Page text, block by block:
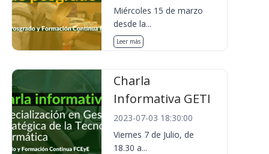
Miércoles 15 de marzo
desde la...
Leer más
Charla
Informativa GETI
2023-07-03 18:30:00
Viernes 7 de Julio, de
18.30 a...